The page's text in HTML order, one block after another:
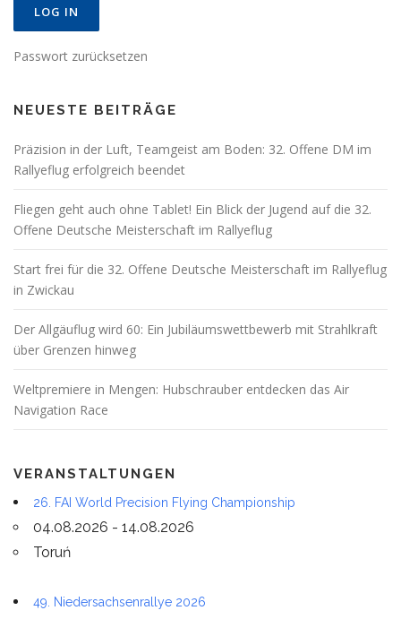
Passwort zurücksetzen
NEUESTE BEITRÄGE
Präzision in der Luft, Teamgeist am Boden: 32. Offene DM im
Rallyeflug erfolgreich beendet
Fliegen geht auch ohne Tablet! Ein Blick der Jugend auf die 32.
Offene Deutsche Meisterschaft im Rallyeflug
Start frei für die 32. Offene Deutsche Meisterschaft im Rallyeflug
in Zwickau
Der Allgäuflug wird 60: Ein Jubiläumswettbewerb mit Strahlkraft
über Grenzen hinweg
Weltpremiere in Mengen: Hubschrauber entdecken das Air
Navigation Race
VERANSTALTUNGEN
26. FAI World Precision Flying Championship
04.08.2026 - 14.08.2026
Toruń
49. Niedersachsenrallye 2026